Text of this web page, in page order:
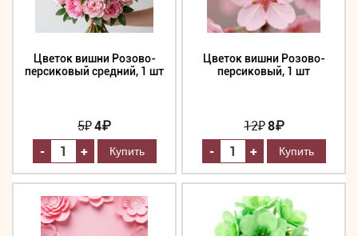
Цветок вишни Розово-
персиковый средний, 1 шт
5₽4₽
-
+
Цветок вишни Розово-
персиковый, 1 шт
12₽8₽
-
+